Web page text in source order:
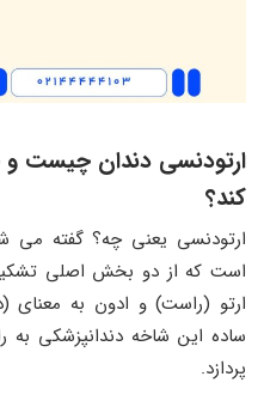
ارتودنسی دندان چیست و
کند؟
ارتودنسی یعنی چه؟ گفته می
است که از دو بخش اصلی
ارتو (راست) و ادون به معنای
ساده این شاخه دندانپزشکی
پردازد.